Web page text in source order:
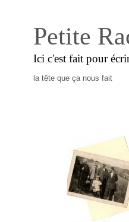
Petite
Ici c'est fait pour
la tête que ça nous fait